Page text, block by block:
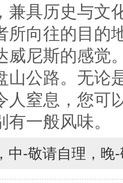
兼具历史与文
所向往的目的
威尼斯的感觉
山公路。无论
人窒息，您可
一般风味。
中-敬请自理，晚